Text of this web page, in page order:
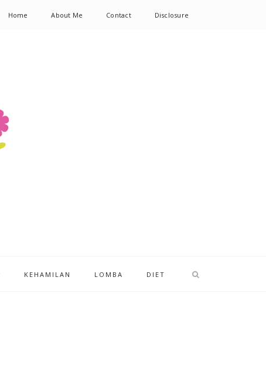
Home About Me Contact Disclosure
KEHAMILAN LOMBA DIET